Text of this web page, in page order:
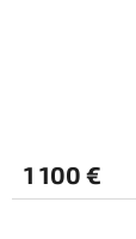
1 100 €